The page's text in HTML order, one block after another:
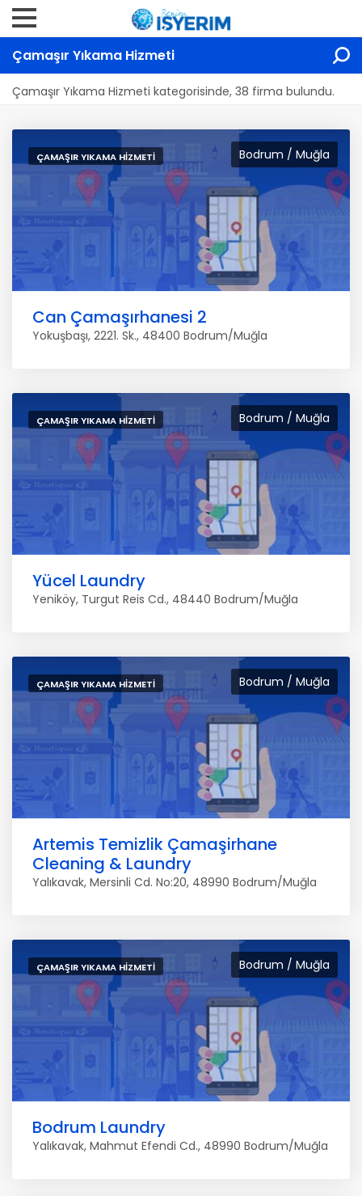
Çamaşır Yıkama Hizmeti
Çamaşır Yıkama Hizmeti kategorisinde, 38 firma bulundu.
Bodrum / Muğla
ÇAMAŞIR YIKAMA HIZMETI
Can Çamaşırhanesi 2
Yokuşbaşı, 2221. Sk., 48400 Bodrum/Muğla
Bodrum / Muğla
ÇAMAŞIR YIKAMA HIZMETI
Yücel Laundry
Yeniköy, Turgut Reis Cd., 48440 Bodrum/Muğla
Bodrum / Muğla
ÇAMAŞIR YIKAMA HIZMETI
Artemis Temizlik Çamaşirhane
Cleaning & Laundry
Yalıkavak, Mersinli Cd. No:20, 48990 Bodrum/Muğla
Bodrum / Muğla
ÇAMAŞIR YIKAMA HIZMETI
Bodrum Laundry
Yalıkavak, Mahmut Efendi Cd., 48990 Bodrum/Muğla